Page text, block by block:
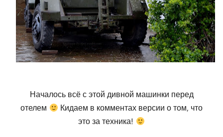
Началось всё с этой дивной машинки перед
отелем
Кидаем в комментах версии о том, что
это за техника!